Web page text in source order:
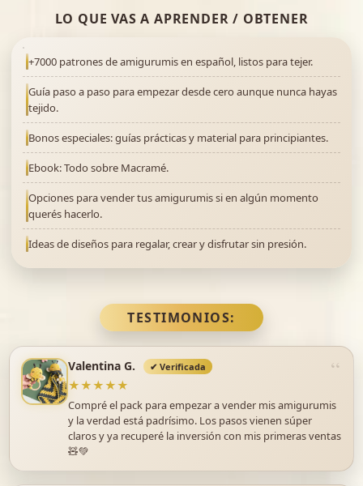
LO QUE VAS A APRENDER / OBTENER
+7000 patrones de amigurumis en español, listos para tejer.
Guía paso a paso para empezar desde cero aunque nunca hayas
tejido.
Bonos especiales: guías prácticas y material para principiantes.
Ebook: Todo sobre Macramé.
Opciones para vender tus amigurumis si en algún momento
querés hacerlo.
Ideas de diseños para regalar, crear y disfrutar sin presión.
TESTIMONIOS:
Valentina G. ✔ Verificada
★★★★★
Compré el pack para empezar a vender mis amigurumis
y la verdad está padrísimo. Los pasos vienen súper
claros y ya recuperé la inversión con mis primeras ventas
🧸💚